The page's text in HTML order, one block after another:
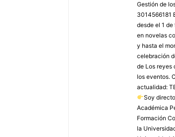
Gestión de
3014566181
desde el 1
en novelas
y hasta el
celebración
de Los reyes
los eventos.
actualidad:
Soy
Académica
Formación
la